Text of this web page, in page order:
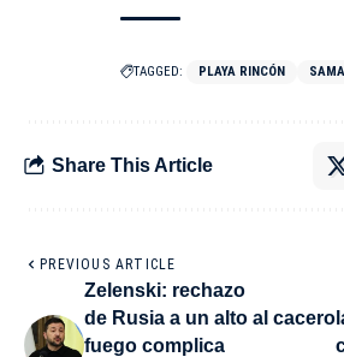
TAGGED: PLAYA RINCÓN
Share This Article
PREVIOUS ARTICLE
Zelenski: rechazo
de Rusia a un alto al
fuego complica